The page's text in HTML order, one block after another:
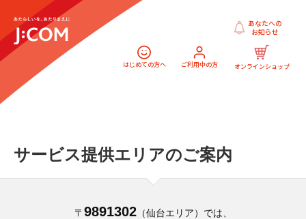
はじめての方へ ご利用中の方 オンラインショップ
あなたへの
お知らせ
サービス提供エリアのご案内
〒 9891302（仙台エリア）では、